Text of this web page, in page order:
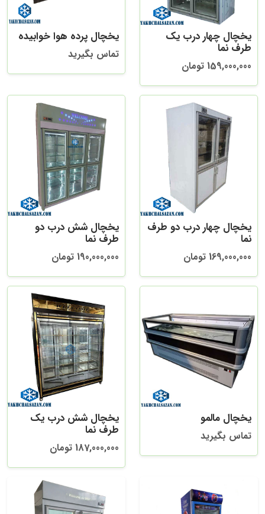
یخچال چهار درب یک
طرف نما
159,000,000 تومان
یخچال پرده هوا خوابیده
تماس بگیرید
یخچال چهار درب دو طرف
نما
169,000,000 تومان
یخچال شش درب دو
طرف نما
190,000,000 تومان
یخچال مالمو
تماس بگیرید
یخچال شش درب یک
طرف نما
187,000,000 تومان